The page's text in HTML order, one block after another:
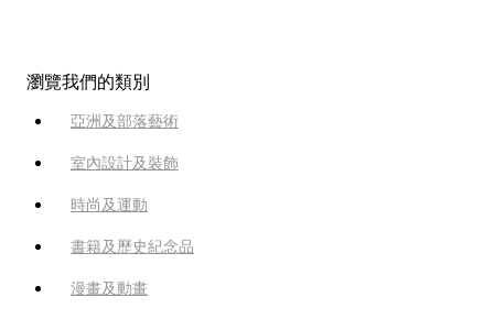
瀏覽我們的類別
亞洲及部落藝術
室內設計及裝飾
時尚及運動
書籍及歷史紀念品
漫畫及動畫